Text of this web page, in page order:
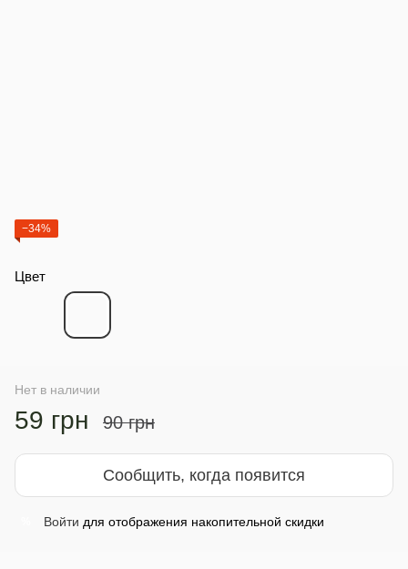
−34%
Цвет
Нет в наличии
59 грн 90 грн
Сообщить, когда появится
Войти для отображения накопительной скидки